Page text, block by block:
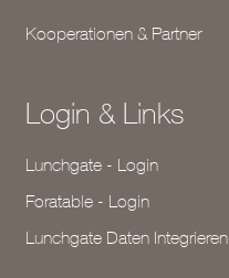
Kooperationen & Partner
Login & Links
Lunchgate - Login
Foratable - Login
Lunchgate Daten Integrieren